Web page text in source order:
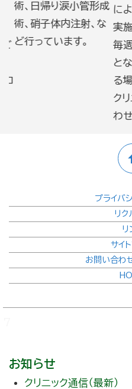
術、日帰り涙小管形成
術、硝子体内注射、な
ど行っています。
により
実施し
毎週
とな
る場
クリ
わせく
プライバ
リク
リ
サイ
お問い合わせ
お知らせ
クリニック通信（最新）